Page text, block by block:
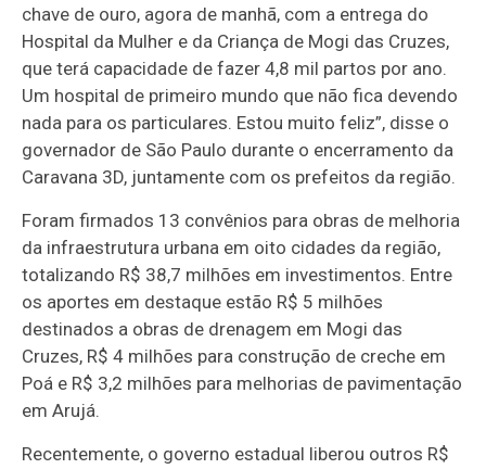
chave de ouro, agora de manhã, com a entrega do
Hospital da Mulher e da Criança de Mogi das Cruzes,
que terá capacidade de fazer 4,8 mil partos por ano.
Um hospital de primeiro mundo que não fica devendo
nada para os particulares. Estou muito feliz”, disse o
governador de São Paulo durante o encerramento da
Caravana 3D, juntamente com os prefeitos da região.
Foram firmados 13 convênios para obras de melhoria
da infraestrutura urbana em oito cidades da região,
totalizando R$ 38,7 milhões em investimentos. Entre
os aportes em destaque estão R$ 5 milhões
destinados a obras de drenagem em Mogi das
Cruzes, R$ 4 milhões para construção de creche em
Poá e R$ 3,2 milhões para melhorias de pavimentação
em Arujá.
Recentemente, o governo estadual liberou outros R$